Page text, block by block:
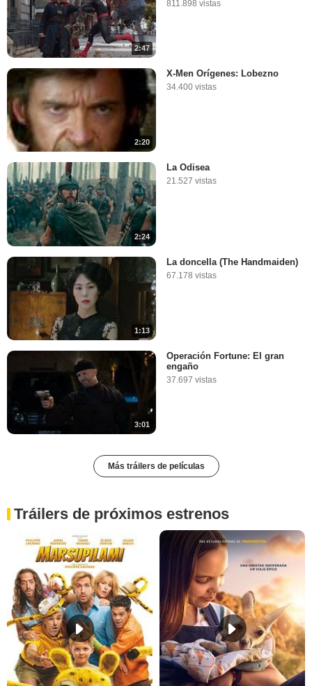
2:47
811.898 vistas
2:20
X-Men Orígenes: Lobezno
34.400 vistas
2:24
La Odisea
21.527 vistas
1:13
La doncella (The Handmaiden)
67.178 vistas
3:01
Operación Fortune: El gran
engaño
37.697 vistas
Más tráilers de películas
Tráilers de próximos estrenos